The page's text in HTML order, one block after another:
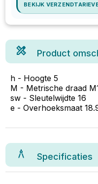
BEKIJK
Product
h - Hoogte 5
M - Metrische draad
sw - Sleutelwijdte 16
e - Overhoeksmaat
Specificaties